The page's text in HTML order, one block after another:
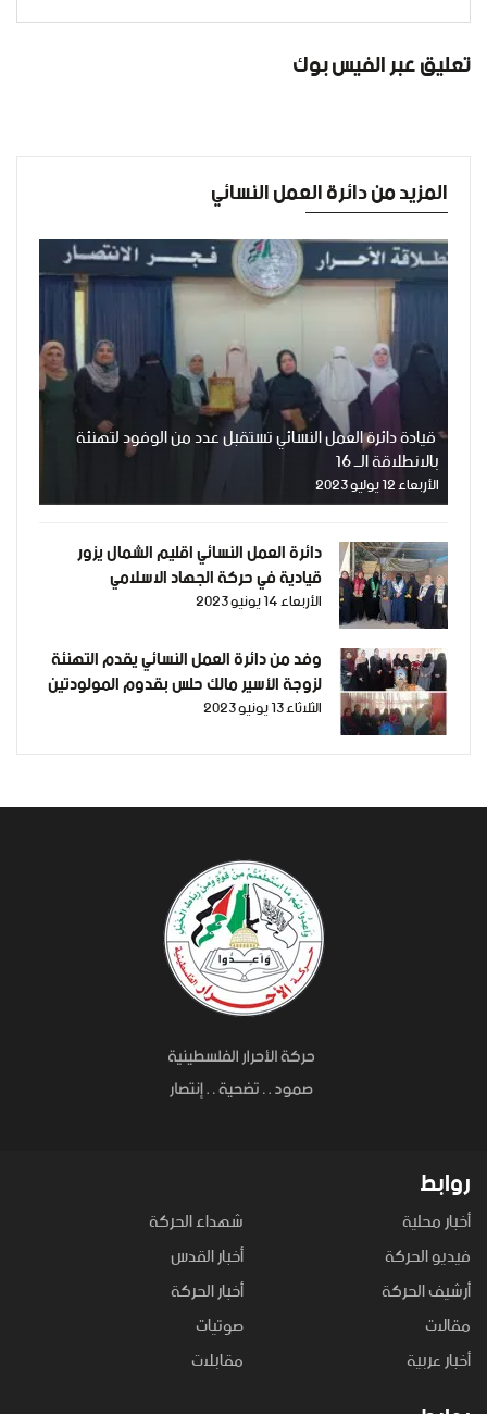
تعليق عبر الفيس بوك
المزيد من دائرة العمل النسائي
قيادة دائرة العمل النسائي تستقبل عدد من الوفود لتهنئة
بالانطلاقة الــ 16
الأربعاء 12 يوليو 2023
دائرة العمل النسائي اقليم الشمال يزور
قيادية في حركة الجهاد الاسلامي
الأربعاء 14 يونيو 2023
وفد من دائرة العمل النسائي يقدم التهنئة
لزوجة الأسير مالك حلس بقدوم المولودتين
التوأم عبر النطف المهربة
الثلاثاء 13 يونيو 2023
روابط
أخبار محلية
شهداء الحركة
فيديو الحركة
أخبار القدس
أرشيف الحركة
أخبار الحركة
مقالات
صوتيات
أخبار عربية
مقابلات